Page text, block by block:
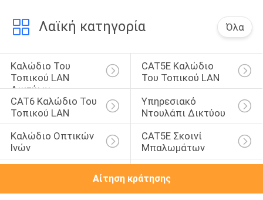
Λαϊκή κατηγορία Όλα
Καλώδιο Του
Τοπικού LAN
Δικτύων
CAT5E Καλώδιο
Του Τοπικού LAN
CAT6 Καλώδιο Του
Τοπικού LAN
Υπηρεσιακό
Ντουλάπι Δικτύου
Καλώδιο Οπτικών
Ινών
CAT5E Σκοινί
Μπαλωμάτων
Συνέλευση
Καλωδίων Δικτύων
Αίτηση κράτησης